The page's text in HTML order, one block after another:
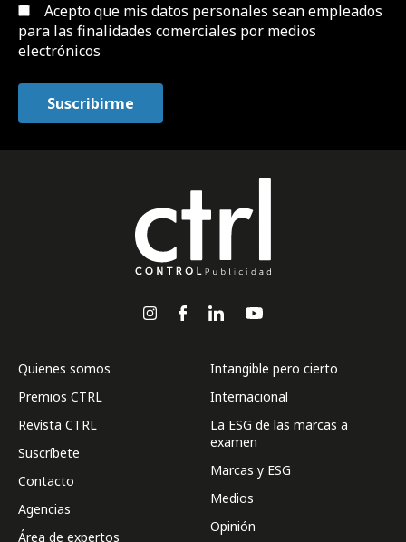
Acepto que mis datos personales sean empleados
para las finalidades comerciales por medios
electrónicos
Quienes somos
Premios CTRL
Revista CTRL
Suscríbete
Contacto
Agencias
Área de expertos
Intangible pero cierto
Internacional
La ESG de las marcas a
examen
Marcas y ESG
Medios
Opinión